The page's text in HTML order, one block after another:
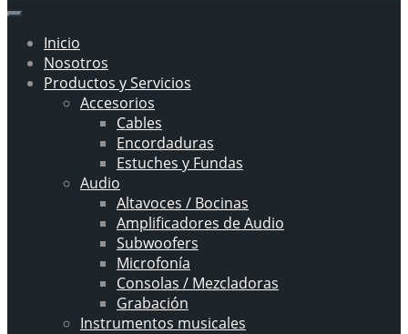
Inicio
Nosotros
Productos y Servicios
Accesorios
Cables
Encordaduras
Estuches y Fundas
Audio
Altavoces / Bocinas
Amplificadores de Audio
Subwoofers
Microfonía
Consolas / Mezcladoras
Grabación
Instrumentos musicales